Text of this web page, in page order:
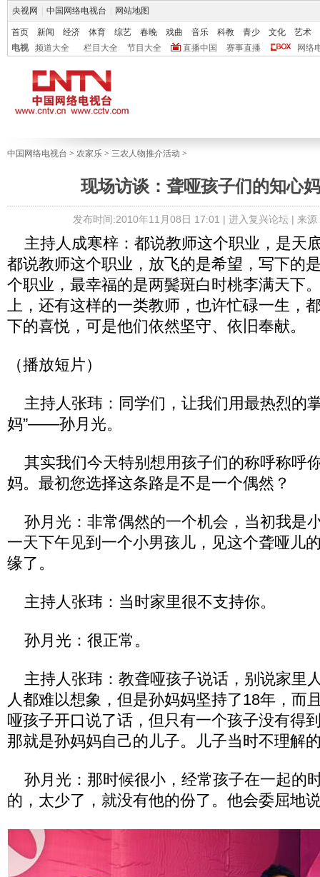
央视网 中国网络电视台 网站地图
首页 新闻 经济 体育 综艺 春晚 戏曲 音乐 科教 青少 文化
艺术
电视
频道大全 栏目大全 节目大全 直播中国 赛事直播 网络
中国网络电视台 > 农家乐 > 三农人物推介活动 >
现场访谈：聋哑孩子们的知心
发布时间:2010年11月08日 17:01 | 进入复兴论坛| 来源
主持人成寒梓：都说教师这个职业，是天
都说教师这个职业，放飞的是希望，写下的
个职业，最幸福的是两鬓斑白时桃李满天下
上，还有这样的一类教师，也许忙碌一生，
下的喜悦，可是他们依然坚守、依旧奉献。
（播放短片）
主持人张玮：同学们，让我们用最热烈的
妈”——孙月光。
其实我们今天特别想用孩子们的称呼称呼
妈。最初您选择这条路是不是一个偶然？
孙月光：非常偶然的一个机会，当初我是
一天下午见到一个小男孩儿，见这个聋哑儿
缘了。
主持人张玮：当时家里很不支持你。
孙月光：很正常。
主持人张玮：教聋哑孩子说话，别说家里
人都难以想象，但是孙妈妈坚持了18年，而
哑孩子开口说了话，但只有一个孩子没有得
那就是孙妈妈自己的儿子。儿子当时不理解
孙月光：那时候很小，经常孩子在一起的
的，太少了，就没有他的份了。他会委屈地